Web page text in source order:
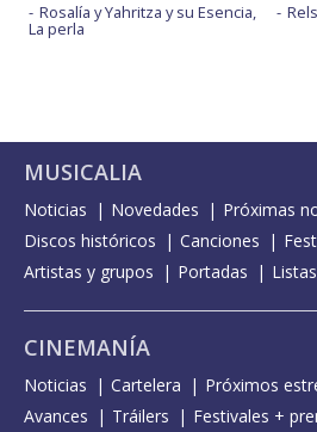
Rosalía y Yahritza y su Esencia,
La perla
MUSICALIA
Noticias Novedades
Próximas
Discos históricos
Canciones
Artistas y grupos
Portadas Listas
CINEMANÍA
Noticias Cartelera Próximos
Avances
Tráilers Festivales +